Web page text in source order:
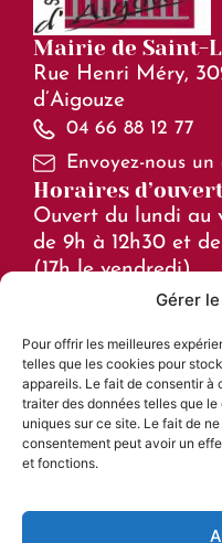
Gérer
Pour offrir les meilleures
telles que les cookies pour
appareils. Le fait de consentir à
traiter des données telles que
uniques sur ce site. Le fait de
consentement peut avoir un
et fonctions.
Mairie de Saint-
Rue Henri Méry,
d’Aigouze
04 66 88 12 77
Envoyez-nous un
Horaires
Ouvert du lundi au
de 9h à 12h30 et
(17h le vendredi)
de 8h à 15h
Liens utiles
Mentions légales
Accessibilité